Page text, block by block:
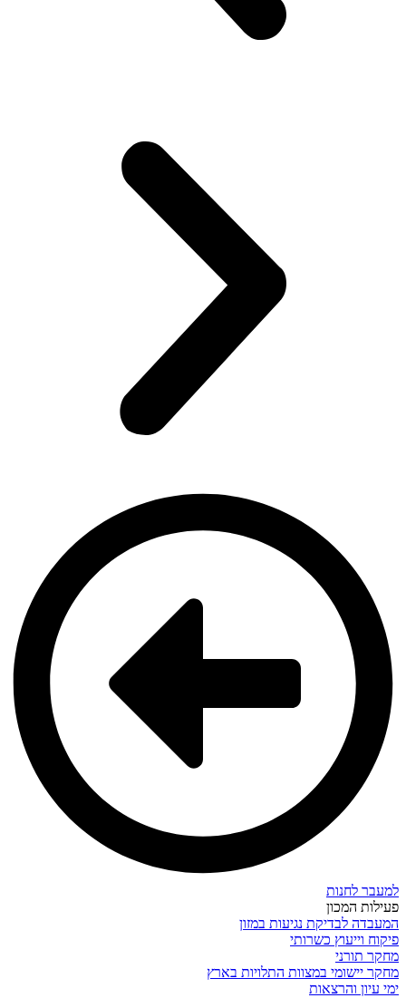
למעבר לחנות
פעילות המכון
המעבדה לבדיקת נגיעות במזון
פיקוח וייעוץ כשרותי
מחקר תורני
מחקר יישומי במצוות התלויות בארץ
ימי עיון והרצאות